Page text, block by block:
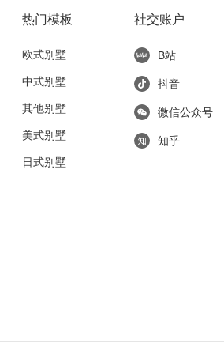
热门模板
欧式别墅
中式别墅
其他别墅
美式别墅
日式别墅
社交账户
B站
抖音
微信公众号
知乎